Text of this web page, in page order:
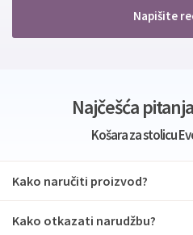
Napišite
Najčešća
Košara za stolicu
Kako naručiti proizvod?
Kako otkazati narudžbu?